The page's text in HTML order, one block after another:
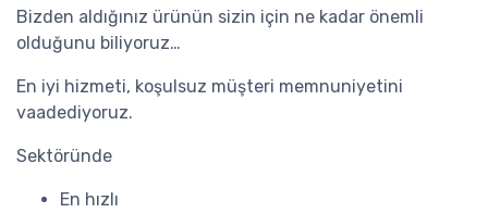
Bizden aldığınız ürünün sizin için ne kadar önemli
olduğunu biliyoruz…
En iyi hizmeti, koşulsuz müşteri memnuniyetini
vaadediyoruz.
Sektöründe
En hızlı